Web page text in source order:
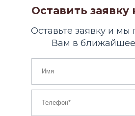
Оставить заявку
Оставьте заявку и мы
Вам в